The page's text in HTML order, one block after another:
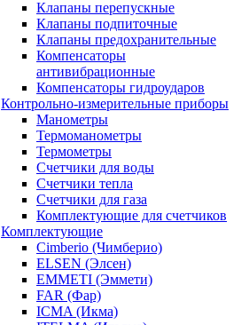
Клапаны перепускные
Клапаны подпиточные
Клапаны предохранительные
Компенсаторы
антивибрационные
Компенсаторы гидроударов
Контрольно-измерительные приборы
Манометры
Термоманометры
Термометры
Счетчики для воды
Счетчики тепла
Счетчики для газа
Комплектующие для счетчиков
Комплектующие
Cimberio (Чимберио)
ELSEN (Элсен)
EMMETI (Эммети)
FAR (Фар)
ICMA (Икма)